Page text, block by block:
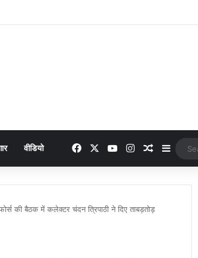
वीडियो FacebookYouTubeInstagramRandom
की बैठक में कलेक्टर चंदन त्रिपाठी ने दिए ताबड़तोड़